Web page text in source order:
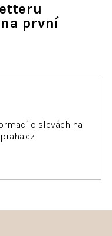
na první
o slevách na